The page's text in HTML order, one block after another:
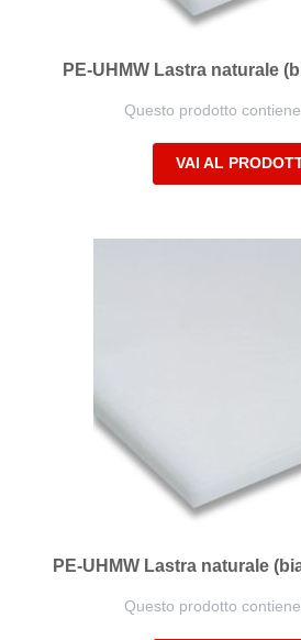
PE-UHMW Lastra naturale
Questo prodotto contiene
VAI AL
PE-UHMW Lastra naturale
Questo prodotto contiene